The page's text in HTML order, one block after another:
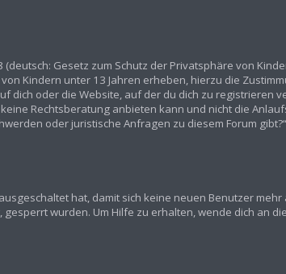
Gesetz zum Schutz der Privatsphäre von
Kindern unter 13 Jahren erheben, hierzu die
dich oder die Website, auf der du dich zu registrieren
Rechtsberatung anbieten kann und nicht die
oder juristische Anfragen zu diesem Forum
hat, damit sich keine neuen Benutzer
wurden. Um Hilfe zu erhalten, wende dich an